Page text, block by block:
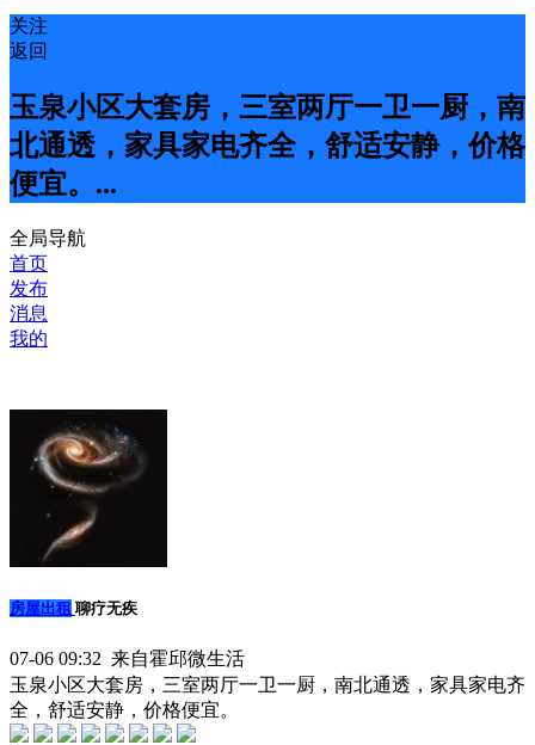
关注
返回
玉泉小区大套房，三室两厅一卫一厨，南
北通透，家具家电齐全，舒适安静，价格
便宜。...
全局导航
首页
发布
消息
我的
房屋出租 聊疗无疾
07-06 09:32 来自霍邱微生活
玉泉小区大套房，三室两厅一卫一厨，南北通透，家具家电齐
全，舒适安静，价格便宜。